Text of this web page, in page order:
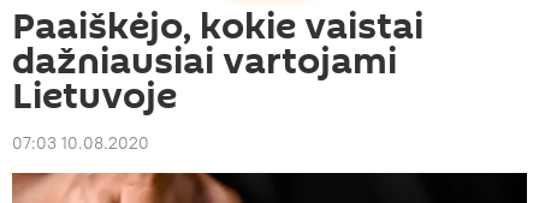
Paaiškėjo, kokie vaistai
dažniausiai vartojami
Lietuvoje
07:03 10.08.2020